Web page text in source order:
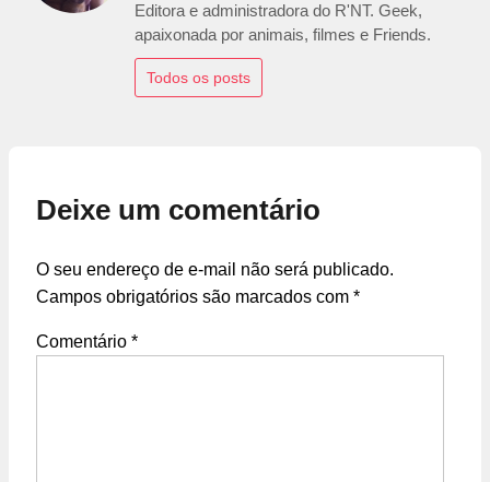
Editora e administradora do R'NT. Geek,
apaixonada por animais, filmes e Friends.
Todos os posts
Deixe um comentário
O seu endereço de e-mail não será publicado.
Campos obrigatórios são marcados com *
Comentário *